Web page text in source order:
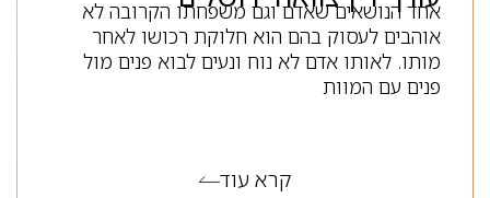
אחד הנושאים שאדם וגם משפחתו הקרובה לא
אוהבים לעסוק בהם הוא חלוקת רכושו לאחר
מותו. לאותו אדם לא נוח ונעים לבוא פנים מול
פנים עם המוות
קרא עוד